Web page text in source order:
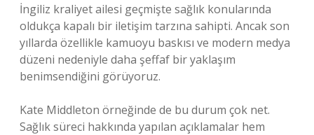
İngiliz kraliyet ailesi geçmişte sağlık konularında
oldukça kapalı bir iletişim tarzına sahipti. Ancak son
yıllarda özellikle kamuoyu baskısı ve modern medya
düzeni nedeniyle daha şeffaf bir yaklaşım
benimsendiğini görüyoruz.
Kate Middleton örneğinde de bu durum çok net.
Sağlık süreci hakkında yapılan açıklamalar hem